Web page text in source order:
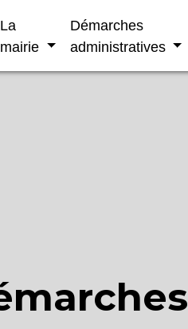
La
mairie
Démarches
administratives